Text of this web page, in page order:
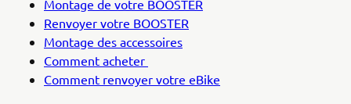
Montage de votre BOOSTER
Renvoyer votre BOOSTER
Montage des accessoires
Comment acheter
Comment renvoyer votre eBike